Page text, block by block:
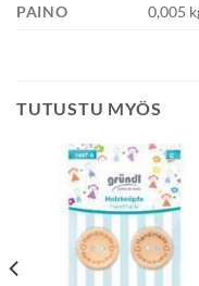
PAINO 0,005
TUTUSTU MYÖS